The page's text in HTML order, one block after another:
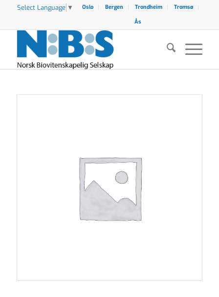
Select Language ▼ Oslo Bergen Trondheim
Tromsø
Ås